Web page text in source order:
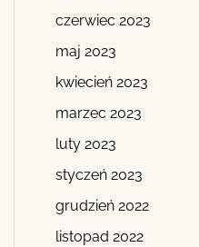
czerwiec 2023
maj 2023
kwiecień 2023
marzec 2023
luty 2023
styczeń 2023
grudzień 2022
listopad 2022